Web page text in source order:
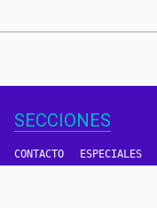
SECCIONES
CONTACTO ESPECIALES